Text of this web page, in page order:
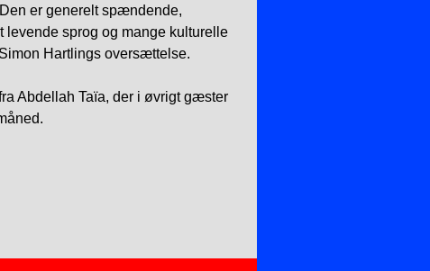
er generelt spændende,
levende sprog og mange kulturelle
Hartlings oversættelse.
Abdellah Taïa, der i øvrigt gæster